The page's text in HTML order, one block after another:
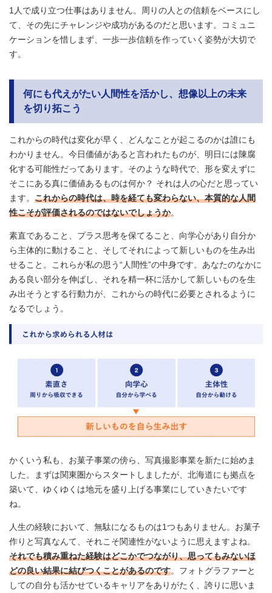
1人で成り立つ仕事はありません。周りの人との信頼をベースにし
て、その先にチャレンジや成功があるのだと思います。コミュニ
ケーションを惜しまず、一歩一歩信頼を作っていく姿勢が大切で
す。
何にも代えがたい人間性を活かし、想像以上の未来
を切り拓こう
これからの時代は変化が早く、どんなことが起こるのかは誰にも
わかりません。今日価値があると言われたものが、明日には陳腐
化する可能性だってあります。そのような時代で、形を変えずに
そこにある真に価値あるものは何か？ それは人の心だと思ってい
ます。 これからの時代は、時を経ても変わらない、本質的な人間
性こそが評価されるのではないでしょうか。
素直であること、プラス思考を保てること、向学心があり自分か
ら主体的に動けること、そしてそれによって新しいものを生み出
せること。これらが私の思う“人間性”の中身です。あなたのなかに
ある良い部分を伸ばし、それを精一杯に活かして新しいものを生
み出そうとする行動力が、これからの時代に必要とされるように
なるでしょう。
かくいう私も、お菓子事業の傍ら、写真撮影事業を新たに始めま
した。まずは関東圏からスタートしましたが、北海道にも拠点を
築いて、ゆくゆくは地元を盛り上げる事業にしていきたいです
ね。
人生の経験において、無駄になるものは1つもありません。お菓子
作りと写真なんて、それこそ関連性がないように思えますよね。
それでも積み重ねた経験はどこかでつながり、思ってもみないほ
どの良い結果に結びつくことがあるのです。フォトグラファーと
しての自分も活かせているキャリアをありがたく、誇りに思いま